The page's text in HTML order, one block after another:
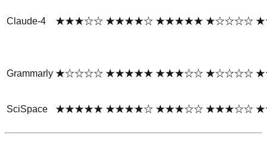
Claude-4 ★★★☆☆ ★★★★☆ ★★★★★ ★☆☆☆☆
Grammarly ★☆☆☆☆ ★★★★★ ★★★☆☆ ★☆☆☆☆
SciSpace ★★★★★ ★★★★☆ ★★★☆☆ ★★★☆☆